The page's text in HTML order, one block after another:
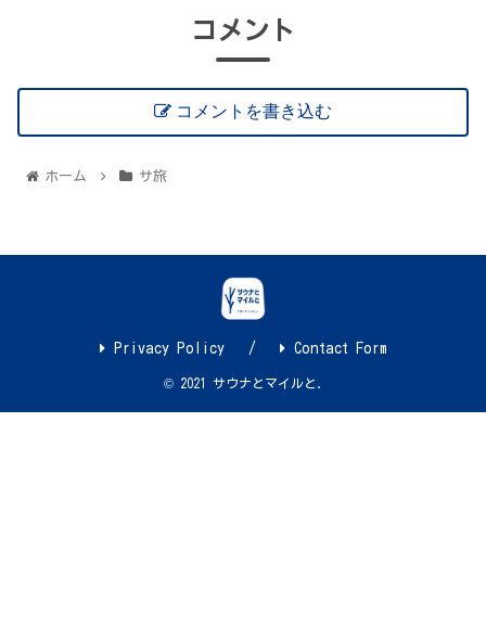
コメント
コメントを書き込む
ホーム サ旅
Privacy Policy Contact Form
© 2021 サウナとマイルと.